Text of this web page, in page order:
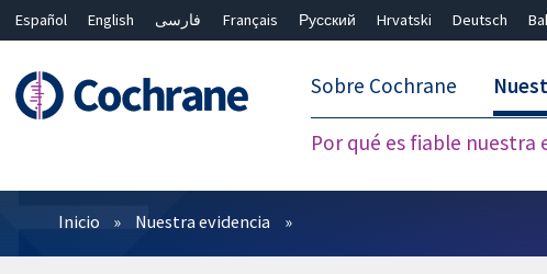
Español English فارسی Français Русский Hrvatski Deutsch
Sobre Cochrane
Por qué es fiable nuestra
Filtros
Inicio Nuestra evidencia